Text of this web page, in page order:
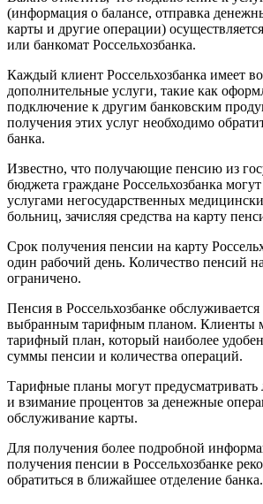
(информация о балансе, отправка
карты и другие операции)
или банкомат Россельхозбанка.
Каждый клиент Россельхозбанка имеет
дополнительные услуги, такие как
подключение к другим банковским
получения этих услуг необходимо
банка.
Известно, что получающие пенсию из
бюджета граждане Россельхозбанка могут
услугами негосударственных
больниц, зачисляя средства на карту
Срок получения пенсии на карту
один рабочий день. Количество пенсий
ограничено.
Пенсия в Россельхозбанке обслуживается
выбранным тарифным планом. Клиенты
тарифный план, который наиболее
суммы пенсии и количества операций.
Тарифные планы могут
и взимание процентов за денежные
обслуживание карты.
Для получения более подробной
получения пенсии в Россельхозбанке
обратиться в ближайшее отделение банка.